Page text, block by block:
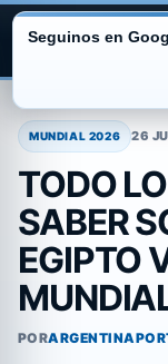
contenido
MUNDIAL 2026 26
TODO
SABER
EGIPTO
POR
Seguinos en